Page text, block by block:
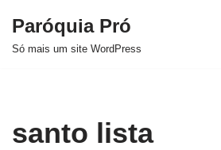
Pular
Paróquia Pró
Só mais um site WordPress
santo lista